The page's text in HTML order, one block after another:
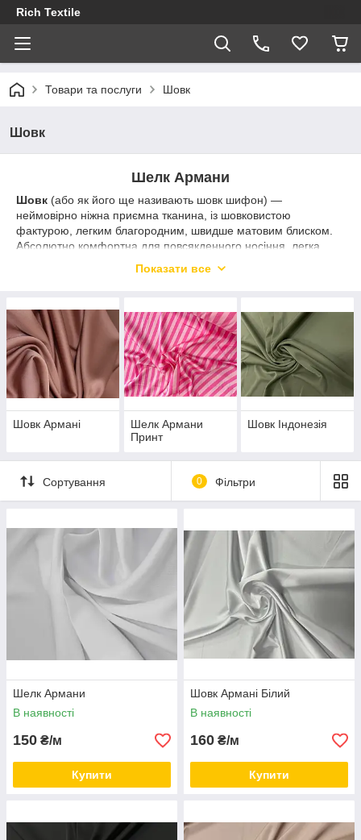
Rich Textile
Товари та послуги Шовк
Шовк
Шелк Армани
Шовк (або як його ще називають шовк шифон) —
неймовірно ніжна приємна тканина, із шовковистою
фактурою, легким благородним, швидше матовим блиском.
Абсолютно комфортна для повсякденного носіння, легка,
мнеться і чудово приймає друк. Трохи тягнеться поперечно,
Ідеальна для платтів, блузок, спідниць, хусткових виробів та
іншого легкого одягу.
КупитиШелк Арманиможна в нашому інтернет-магазині
"RichTex"гуртом і в роздріб від 1 метра за вигідною для вас
ціною.
Показати все
Шовк Армані
Шелк Армани
Принт
Шовк Індонезія
Сортування 0 Фільтри
Шелк Армани
В наявності
150 ₴/м
Купити
Шовк Армані Білий
В наявності
160 ₴/м
Купити